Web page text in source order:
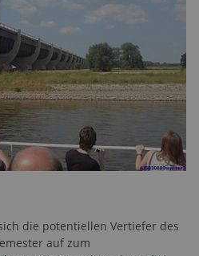
die potentiellen Vertiefer des
auf zum